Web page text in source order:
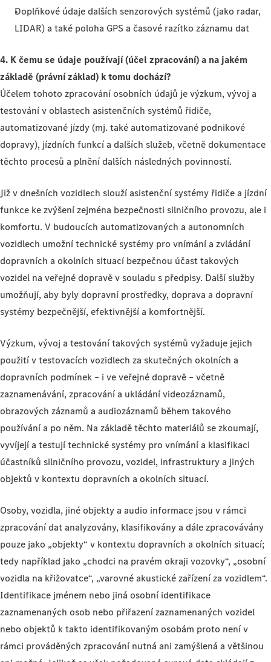
Doplňkové údaje dalších senzorových systémů (jako radar,
LIDAR) a také poloha GPS a časové razítko záznamu dat
4. K čemu se údaje používají (účel zpracování) a na jakém
základě (právní základ) k tomu dochází?
Účelem tohoto zpracování osobních údajů je výzkum, vývoj a
testování v oblastech asistenčních systémů řidiče,
automatizované jízdy (mj. také automatizované podnikové
dopravy), jízdních funkcí a dalších služeb, včetně dokumentace
těchto procesů a plnění dalších následných povinností.
Již v dnešních vozidlech slouží asistenční systémy řidiče a jízdní
funkce ke zvýšení zejména bezpečnosti silničního provozu, ale i
komfortu. V budoucích automatizovaných a autonomních
vozidlech umožní technické systémy pro vnímání a zvládání
dopravních a okolních situací bezpečnou účast takových
vozidel na veřejné dopravě v souladu s předpisy. Další služby
umožňují, aby byly dopravní prostředky, doprava a dopravní
systémy bezpečnější, efektivnější a komfortnější.
Výzkum, vývoj a testování takových systémů vyžaduje jejich
použití v testovacích vozidlech za skutečných okolních a
dopravních podmínek – i ve veřejné dopravě – včetně
zaznamenávání, zpracování a ukládání videozáznamů,
obrazových záznamů a audiozáznamů během takového
používání a po něm. Na základě těchto materiálů se zkoumají,
vyvíjejí a testují technické systémy pro vnímání a klasifikaci
účastníků silničního provozu, vozidel, infrastruktury a jiných
objektů v kontextu dopravních a okolních situací.
Osoby, vozidla, jiné objekty a audio informace jsou v rámci
zpracování dat analyzovány, klasifikovány a dále zpracovávány
pouze jako „objekty“ v kontextu dopravních a okolních situací;
tedy například jako „chodci na pravém okraji vozovky“, „osobní
vozidla na křižovatce“, „varovné akustické zařízení za vozidlem“.
Identifikace jménem nebo jiná osobní identifikace
zaznamenaných osob nebo přiřazení zaznamenaných vozidel
nebo objektů k takto identifikovaným osobám proto není v
rámci prováděných zpracování nutná ani zamýšlená a většinou